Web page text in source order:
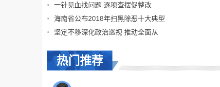
一针见血找问题 逐项查摆促整改
海南省公布2018年扫黑除恶十大典型
坚定不移深化政治巡视 推动全面从
热门推荐